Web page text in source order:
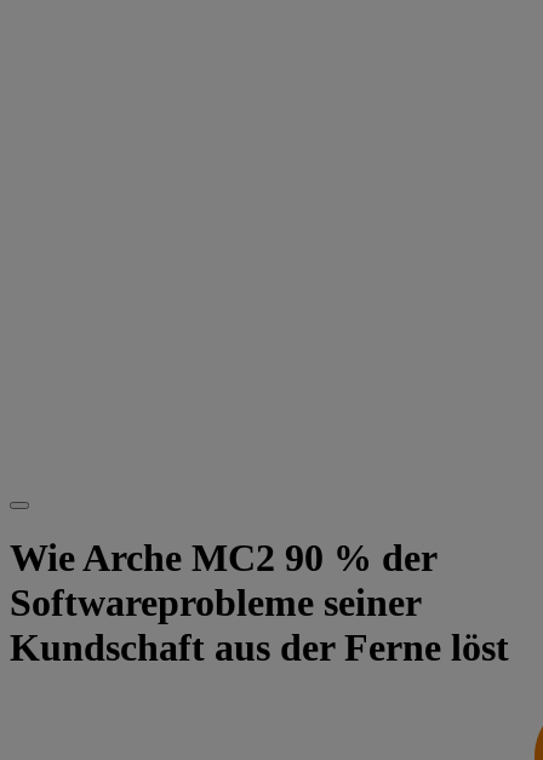
Wie Arche MC2 90 % der
Softwareprobleme seiner
Kundschaft aus der Ferne löst